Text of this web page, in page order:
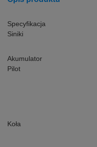
Specyfikacja
Siniki
Akumulator
Pilot
Koła